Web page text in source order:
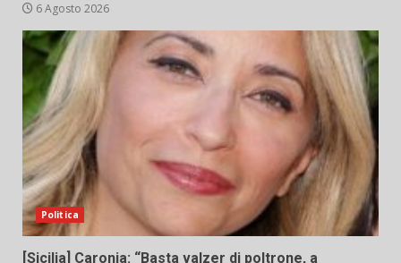
6 Agosto 2026
Politica
[Sicilia] Caronia: “Basta valzer di poltrone, a